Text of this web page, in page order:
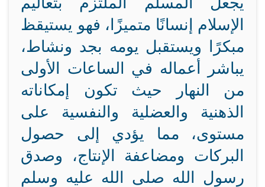
الإسلام إنسانًا متميزًا، فهو يستيقظ
مبكرًا ويستقبل يومه بجد ونشاط،
يباشر أعماله في الساعات الأولى
من النهار حيث تكون إمكاناته
الذهنية والعضلية والنفسية على
مستوى، مما يؤدي إلى حصول
البركات ومضاعفة الإنتاج، وصدق
رسول الله صلى الله عليه وسلم